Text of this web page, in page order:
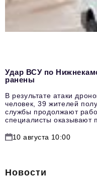
Удар ВСУ по
ранены
В результате атаки
человек, 39 жителей
службы продолжают
специалисты оказывают
10 августа 10:00
Новости